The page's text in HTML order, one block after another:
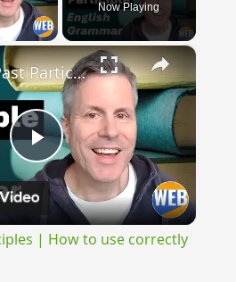
Video Now Playing
×
Play
Video
English Past Participles | How to use correctly
| How to use correctly